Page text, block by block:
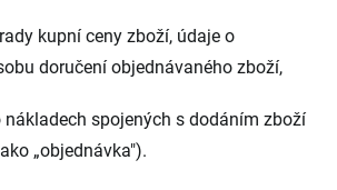
kupní ceny zboží, údaje o
doručení objednávaného zboží,
spojených s dodáním zboží
„objednávka").